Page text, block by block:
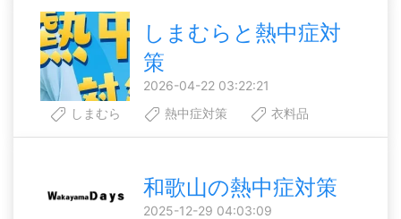
しまむらと熱中症対
策
2026-04-22 03:22:21
しまむら
熱中症対策 衣料品
和歌山の熱中症対策
2025-12-29 04:03:09